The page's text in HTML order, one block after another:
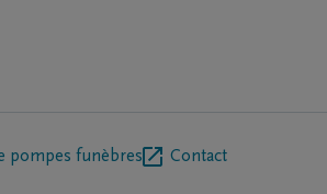
pompes funèbres Contact